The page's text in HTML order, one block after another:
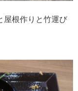
屋根作りと竹運び